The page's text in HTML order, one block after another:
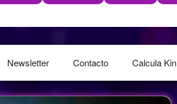
Newsletter Contacto Calcula Kin